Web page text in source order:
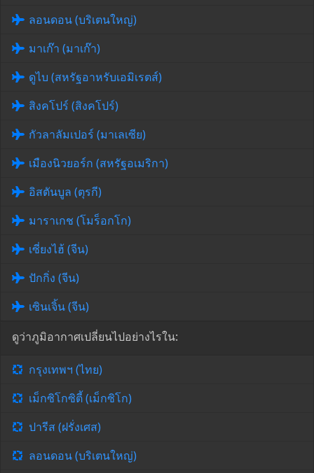
ลอนดอน (บริเตนใหญ่)
มาเก๊า (มาเก๊า)
ดูไบ (สหรัฐอาหรับเอมิเรตส์)
สิงคโปร์ (สิงคโปร์)
กัวลาลัมเปอร์ (มาเลเซีย)
เมืองนิวยอร์ก (สหรัฐอเมริกา)
อิสตันบูล (ตุรกี)
มาราเกช (โมร็อกโก)
เซี่ยงไฮ้ (จีน)
ปักกิ่ง (จีน)
เซินเจิ้น (จีน)
ดูว่าภูมิอากาศเปลี่ยนไปอย่างไรใน:
กรุงเทพฯ (ไทย)
เม็กซิโกซิตี้ (เม็กซิโก)
ปารีส (ฝรั่งเศส)
ลอนดอน (บริเตนใหญ่)